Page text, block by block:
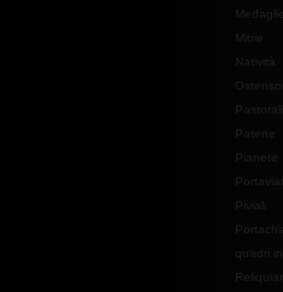
Medaglie
Mitrie
Natività
Ostensori
Pastorali
Patene
Pianete
Piviali
quadri
Reliquiari